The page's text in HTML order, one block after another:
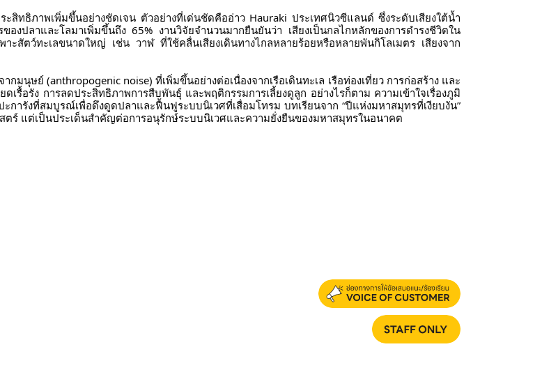
ะสิทธิภาพเพิ่มขึ้นอย่างชัดเจน ตัวอย่างที่เด่นชัดคืออ่าว Hauraki ประเทศนิวซีแลนด์ ซึ่งระดับเสียงใต้น้ำ
องปลาและโลมาเพิ่มขึ้นถึง 65% งานวิจัยจำนวนมากยืนยันว่า เสียงเป็นกลไกหลักของการดำรงชีวิตใน
สัตว์ทะเลขนาดใหญ่ เช่น วาฬ ที่ใช้คลื่นเสียงเดินทางไกลหลายร้อยหรือหลายพันกิโลเมตร เสียงจาก
มนุษย์ (anthropogenic noise) ที่เพิ่มขึ้นอย่างต่อเนื่องจากเรือเดินทะเล เรือท่องเที่ยว การก่อสร้าง และ
รื้อรัง การลดประสิทธิภาพการสืบพันธุ์ และพฤติกรรมการเลี้ยงดูลูก อย่างไรก็ตาม ความเข้าใจเรื่องภูมิ
การังที่สมบูรณ์เพื่อดึงดูดปลาและฟื้นฟูระบบนิเวศที่เสื่อมโทรม บทเรียนจาก “ปีแห่งมหาสมุทรที่เงียบงัน”
ตร์ แต่เป็นประเด็นสำคัญต่อการอนุรักษ์ระบบนิเวศและความยั่งยืนของมหาสมุทรในอนาคต